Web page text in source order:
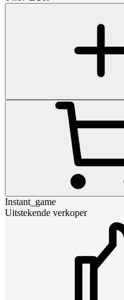
Instant_game
Uitstekende verkoper